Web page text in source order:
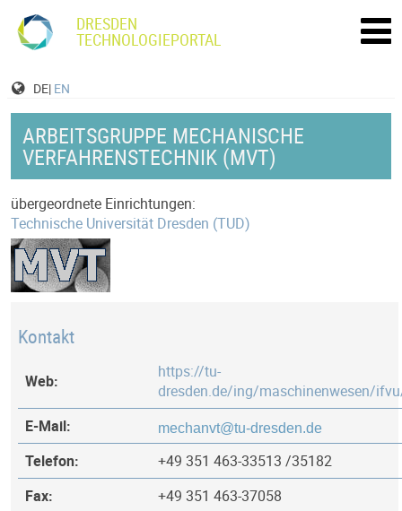
DRESDEN
TECHNOLOGIEPORTAL
DE| EN
ARBEITSGRUPPE MECHANISCHE
VERFAHRENSTECHNIK (MVT)
übergeordnete Einrichtungen:
Technische Universität Dresden (TUD)
Kontakt
Web:
https://tu-
dresden.de/ing/maschinenwesen/
E-Mail:
Telefon:
+49 351 463-33513 /35182
Fax:
+49 351 463-37058